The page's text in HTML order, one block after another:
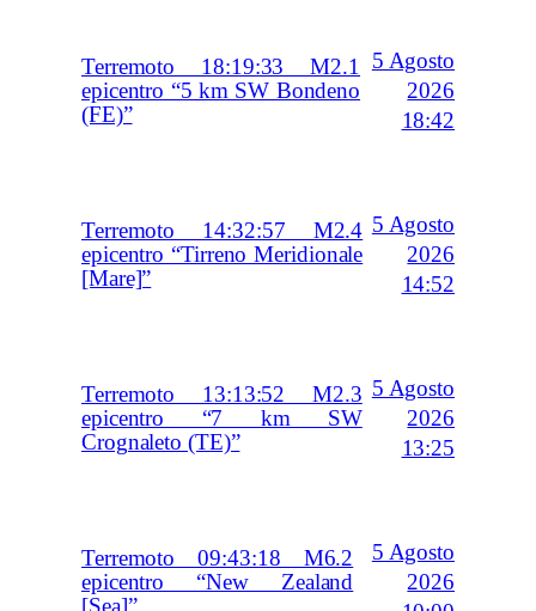
Terremoto 18:19:33 M2.1
epicentro “5 km SW Bondeno
(FE)”
5 Agosto
2026
18:42
Terremoto 14:32:57 M2.4
epicentro “Tirreno Meridionale
[Mare]”
5 Agosto
2026
14:52
Terremoto 13:13:52 M2.3
epicentro “7 km SW
Crognaleto (TE)”
5 Agosto
2026
13:25
Terremoto 09:43:18 M6.2
epicentro “New Zealand
5 Agosto
2026